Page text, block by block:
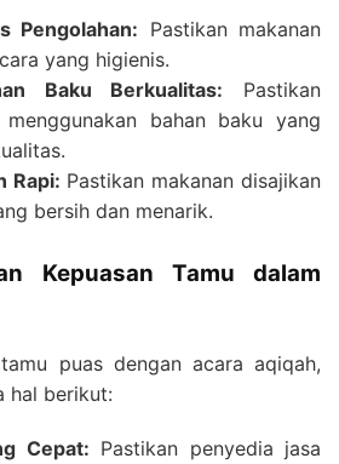
Pengolahan: Pastikan makanan
yang higienis.
Baku Berkualitas: Pastikan
bahan baku yang
Rapi: Pastikan makanan disajikan
bersih dan menarik.
Kepuasan Tamu dalam
puas dengan acara aqiqah,
hal berikut:
Cepat: Pastikan penyedia jasa